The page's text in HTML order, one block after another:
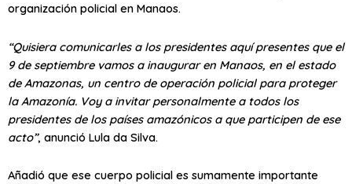
organización policial en Manaos.
“Quisiera comunicarles a los presidentes aquí presentes que el
9 de septiembre vamos a inaugurar en Manaos, en el estado
de Amazonas, un centro de operación policial para proteger
la Amazonía. Voy a invitar personalmente a todos los
presidentes de los países amazónicos a que participen de ese
acto”, anunció Lula da Silva.
Añadió que ese cuerpo policial es sumamente importante